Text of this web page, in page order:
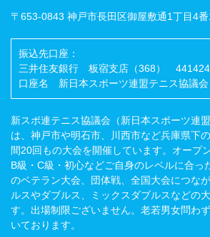
〒653-0843 神戸市長田区御屋敷通1丁目4
振込先口座：
三井住友銀行 板宿支店（368）
口座名 新日本スポーツ連盟テニス協議会
新スポ連テニス協議会（新日本スポーツ連
は、神戸市や明石市、川西市など兵庫県下
間20回もの大会を開催しています。オープ
B級・C級・初心などご自身のレベルに合っ
のベテラン大会、団体戦、全国大会につな
ルスやダブルス、ミックスダブルスなどの
す。出場制限ございません。老若男女問わ
いております。